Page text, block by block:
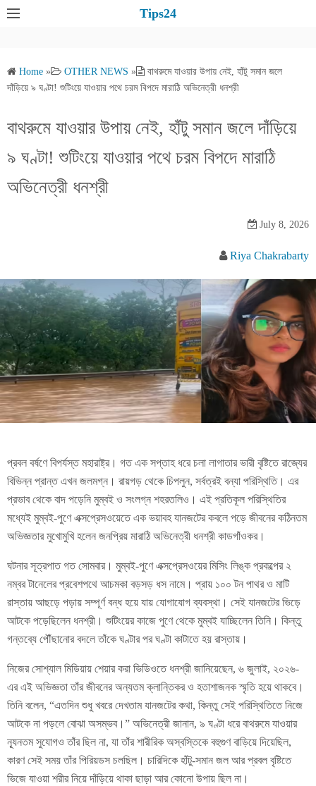
Tips24
Home » OTHER NEWS »
বাথরুমে যাওয়ার উপায় নেই, হাঁটু সমান জলে
দাঁড়িয়ে ৯ ঘণ্টা! শুটিংয়ে যাওয়ার পথে চরম বিপদে মারাঠি অভিনেত্রী ধনশ্রী
বাথরুমে যাওয়ার উপায় নেই, হাঁটু সমান জলে দাঁড়িয়ে
৯ ঘণ্টা! শুটিংয়ে যাওয়ার পথে চরম বিপদে মারাঠি
অভিনেত্রী ধনশ্রী
July 8, 2026
Riya Chakrabarty
প্রবল বর্ষণে বিপর্যস্ত মহারাষ্ট্র। গত এক সপ্তাহ ধরে চলা লাগাতার ভারী বৃষ্টিতে রাজ্যের
বিভিন্ন প্রান্ত এখন জলমগ্ন। রায়গড় থেকে চিপলুন, সর্বত্রই বন্যা পরিস্থিতি। এর
প্রভাব থেকে বাদ পড়েনি মুম্বই ও সংলগ্ন শহরতলিও। এই প্রতিকূল পরিস্থিতির
মধ্যেই মুম্বই-পুণে এক্সপ্রেসওয়েতে এক ভয়াবহ যানজটের কবলে পড়ে জীবনের কঠিনতম
অভিজ্ঞতার মুখোমুখি হলেন জনপ্রিয় মারাঠি অভিনেত্রী ধনশ্রী কাডগাঁওকর।
ঘটনার সূত্রপাত গত সোমবার। মুম্বই-পুণে এক্সপ্রেসওয়ের মিসিং লিঙ্ক প্রকল্পের ২
নম্বর টানেলের প্রবেশপথে আচমকা বড়সড় ধস নামে। প্রায় ১০০ টন পাথর ও মাটি
রাস্তায় আছড়ে পড়ায় সম্পূর্ণ বন্ধ হয়ে যায় যোগাযোগ ব্যবস্থা। সেই যানজটের ভিড়ে
আটকে পড়েছিলেন ধনশ্রী। শুটিংয়ের কাজে পুণে থেকে মুম্বই যাচ্ছিলেন তিনি। কিন্তু
গন্তব্যে পৌঁছানোর বদলে তাঁকে ঘণ্টার পর ঘণ্টা কাটাতে হয় রাস্তায়।
নিজের সোশ্যাল মিডিয়ায় শেয়ার করা ভিডিওতে ধনশ্রী জানিয়েছেন, ৬ জুলাই, ২০২৬-
এর এই অভিজ্ঞতা তাঁর জীবনের অন্যতম ক্লান্তিকর ও হতাশাজনক স্মৃতি হয়ে থাকবে।
তিনি বলেন, “এতদিন শুধু খবরে দেখতাম যানজটের কথা, কিন্তু সেই পরিস্থিতিতে নিজে
আটকে না পড়লে বোঝা অসম্ভব।” অভিনেত্রী জানান, ৯ ঘণ্টা ধরে বাথরুমে যাওয়ার
ন্যূনতম সুযোগও তাঁর ছিল না, যা তাঁর শারীরিক অস্বস্তিকে বহুগুণ বাড়িয়ে দিয়েছিল,
কারণ সেই সময় তাঁর পিরিয়ডস চলছিল। চারিদিকে হাঁটু-সমান জল আর প্রবল বৃষ্টিতে
ভিজে যাওয়া শরীর নিয়ে দাঁড়িয়ে থাকা ছাড়া আর কোনো উপায় ছিল না।